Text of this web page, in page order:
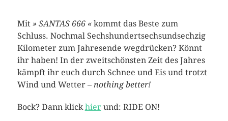
Mit» SANTAS 666 « kommt das Beste zum
Schluss. Nochmal Sechshundertsechsundsechzig
Kilometer zum Jahresende wegdrücken? Könnt
ihr haben! In der zweitschönsten Zeit des Jahres
kämpft ihr euch durch Schnee und Eis und trotzt
Wind und Wetter – nothing better!
Bock? Dann klickhierund: RIDE ON!